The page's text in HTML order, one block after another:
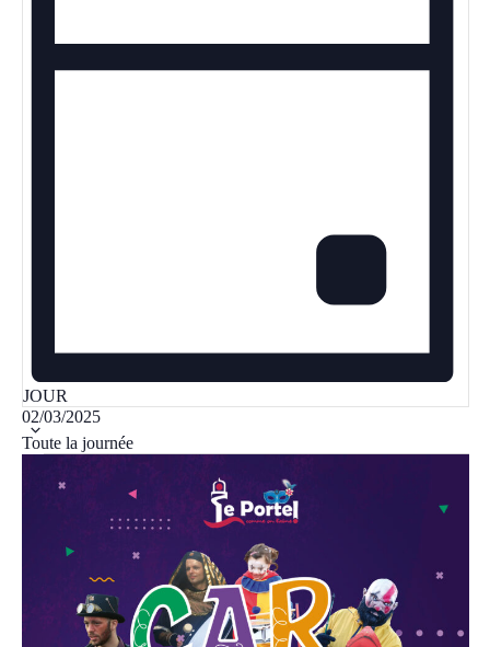
JOUR
02/03/2025Sélectionnez
une
date.
Toute la journée